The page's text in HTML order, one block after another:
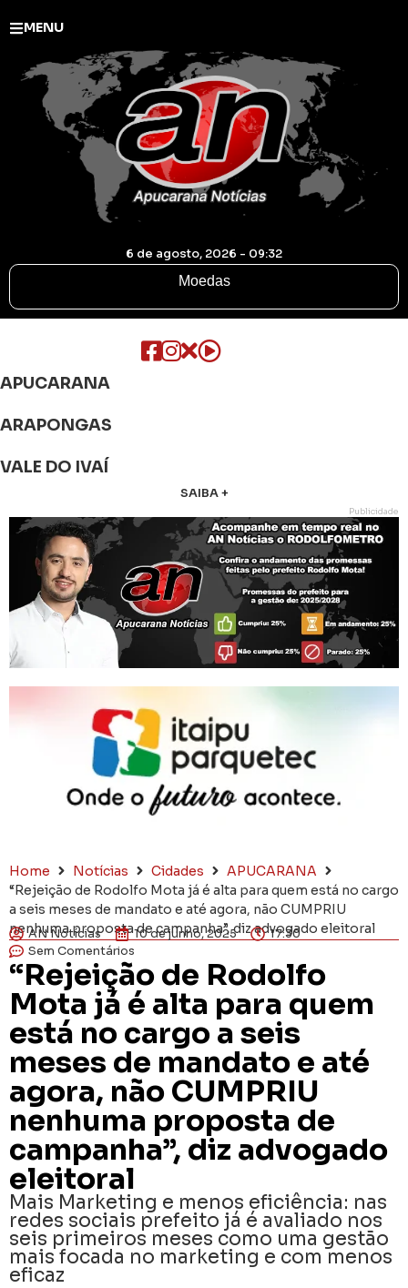
MENU
6 de agosto, 2026 - 09:32
Moedas
APUCARANA
ARAPONGAS
VALE DO IVAÍ
SAIBA +
Publicidade
Home Notícias Cidades
APUCARANA
“Rejeição de Rodolfo Mota já é alta para quem está no cargo
a seis meses de mandato e até agora, não CUMPRIU
nenhuma proposta de campanha”, diz advogado eleitoral
AN Notícias 10 de junho, 2025
17:30
Sem Comentários
“Rejeição de Rodolfo
Mota já é alta para quem
está no cargo a seis
meses de mandato e até
agora, não CUMPRIU
nenhuma proposta de
campanha”, diz advogado
eleitoral
Mais Marketing e menos eficiência: nas
redes sociais prefeito já é avaliado nos
seis primeiros meses como uma gestão
mais focada no marketing e com menos
eficaz